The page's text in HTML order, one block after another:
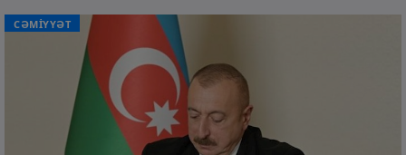
CƏMİYYƏT